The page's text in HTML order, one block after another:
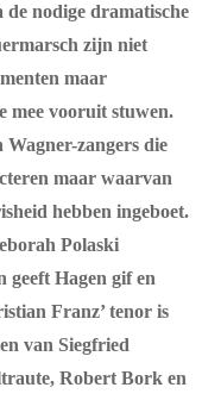
de nodige dramatische
zijn niet
maar
mee vooruit stuwen.
zangers die
maar waarvan
hebben ingeboet.
Polaski
Hagen gif en
Franz’ tenor is
van Siegfried
Robert Bork en